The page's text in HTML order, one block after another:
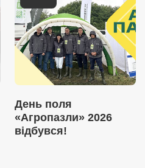
День поля
«Агропазли» 2026
відбувся!